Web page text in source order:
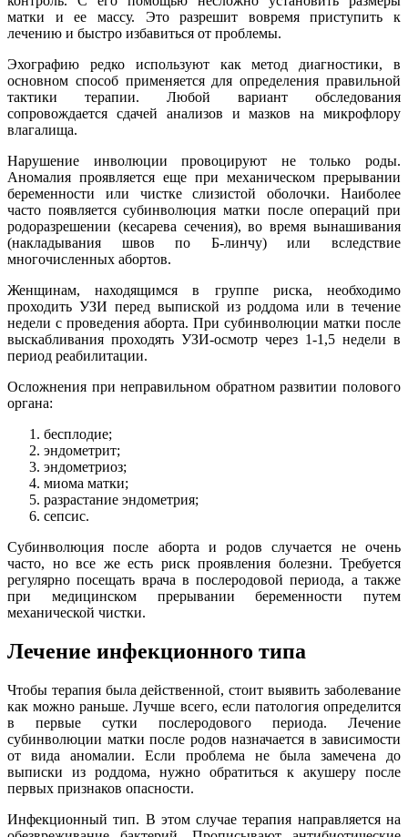
матки и ее массу. Это разрешит вовремя приступить к
лечению и быстро избавиться от проблемы.
Эхографию редко используют как метод диагностики, в
основном способ применяется для определения правильной
тактики терапии. Любой вариант обследования
сопровождается сдачей анализов и мазков на микрофлору
влагалища.
Нарушение инволюции провоцируют не только роды.
Аномалия проявляется еще при механическом прерывании
беременности или чистке слизистой оболочки. Наиболее
часто появляется субинволюция матки после операций при
родоразрешении (кесарева сечения), во время вынашивания
(накладывания швов по Б-линчу) или вследствие
многочисленных абортов.
Женщинам, находящимся в группе риска, необходимо
проходить УЗИ перед выпиской из роддома или в течение
недели с проведения аборта. При субинволюции матки после
выскабливания проходять УЗИ-осмотр через 1-1,5 недели в
период реабилитации.
Осложнения при неправильном обратном развитии полового
органа:
бесплодие;
эндометрит;
эндометриоз;
миома матки;
разрастание эндометрия;
сепсис.
Субинволюция после аборта и родов случается не очень
часто, но все же есть риск проявления болезни. Требуется
регулярно посещать врача в послеродовой периода, а также
при медицинском прерывании беременности путем
механической чистки.
Лечение инфекционного типа
Чтобы терапия была действенной, стоит выявить заболевание
как можно раньше. Лучше всего, если патология определится
в первые сутки послеродового периода. Лечение
субинволюции матки после родов назначается в зависимости
от вида аномалии. Если проблема не была замечена до
выписки из роддома, нужно обратиться к акушеру после
первых признаков опасности.
Инфекционный тип. В этом случае терапия направляется на